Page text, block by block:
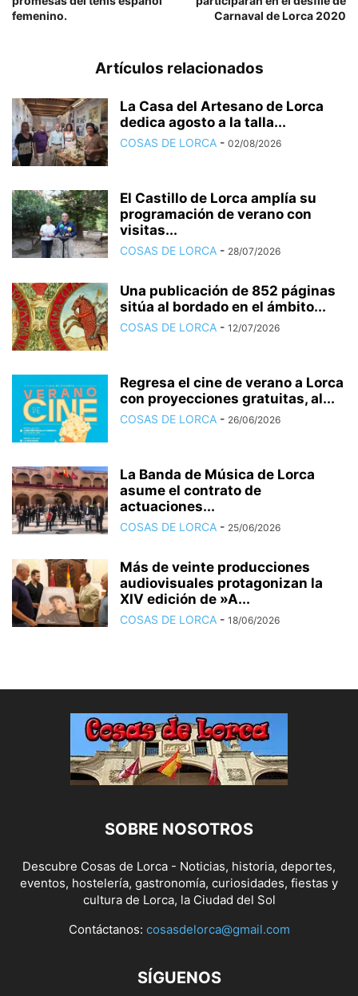
femenino.
Carnaval de Lorca 2020
Artículos relacionados
La Casa del Artesano de Lorca
dedica agosto a la talla...
COSAS DE LORCA - 02/08/2026
El Castillo de Lorca amplía su
programación de verano con
visitas...
COSAS DE LORCA - 28/07/2026
Una publicación de 852 páginas
sitúa al bordado en el ámbito...
COSAS DE LORCA - 12/07/2026
Regresa el cine de verano a Lorca
con proyecciones gratuitas, al...
COSAS DE LORCA - 26/06/2026
La Banda de Música de Lorca
asume el contrato de
actuaciones...
COSAS DE LORCA - 25/06/2026
Más de veinte producciones
audiovisuales protagonizan la
XIV edición de »A...
COSAS DE LORCA - 18/06/2026
SOBRE NOSOTROS
Descubre Cosas de Lorca - Noticias, historia, deportes,
eventos, hostelería, gastronomía, curiosidades, fiestas y
cultura de Lorca, la Ciudad del Sol
Contáctanos: cosasdelorca@gmail.com
SÍGUENOS